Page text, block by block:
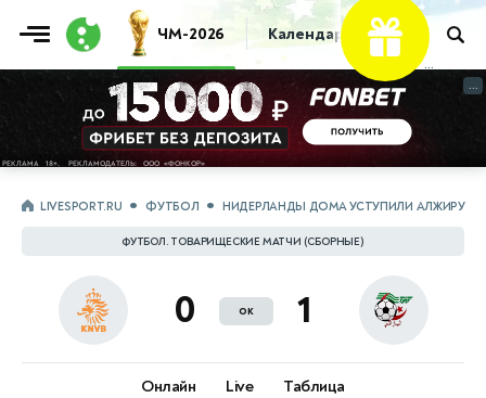
ЧМ-2026 Календарь Таблица
...
...
LIVESPORT.RU ФУТБОЛ НИДЕРЛАНДЫ ДОМА УСТУПИЛИ АЛЖИРУ
ФУТБОЛ. ТОВАРИЩЕСКИЕ МАТЧИ (СБОРНЫЕ)
0 ок 1
Онлайн Live Таблица